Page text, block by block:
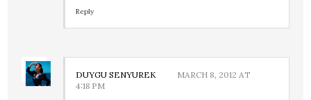
Reply
DUYGU SENYUREK
MARCH 8, 2012 AT
4:18 PM